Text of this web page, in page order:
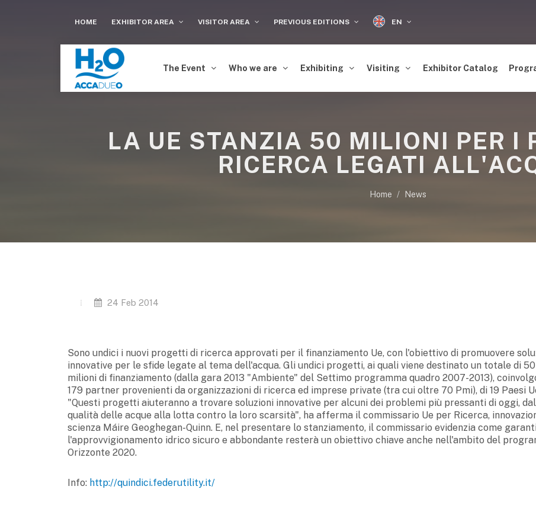
HOME EXHIBITOR AREA VISITOR AREA PREVIOUS EDITIONS EN
The Event Who we are Exhibiting Visiting Exhibitor Catalog
LA UE STANZIA 50 MILIONI PER I
RICERCA LEGATI
Home News
24 Feb 2014
Sono undici i nuovi progetti di ricerca approvati per il finanziamento Ue, con l'obiettivo di promuovere
innovative per le sfide legate al tema dell'acqua. Gli undici progetti, ai quali viene destinato un totale di 50
milioni di finanziamento (dalla gara 2013 "Ambiente" del Settimo programma quadro 2007-2013),
179 partner provenienti da organizzazioni di ricerca ed imprese private (tra cui oltre 70 Pmi), di 19 Paesi
"Questi progetti aiuteranno a trovare soluzioni innovative per alcuni dei problemi più pressanti di oggi,
qualità delle acque alla lotta contro la loro scarsità", ha afferma il commissario Ue per Ricerca,
scienza Máire Geoghegan-Quinn. E, nel presentare lo stanziamento, il commissario evidenzia come
l'approvvigionamento idrico sicuro e abbondante resterà un obiettivo chiave anche nell'ambito del
Orizzonte 2020.
Info: http://quindici.federutility.it/